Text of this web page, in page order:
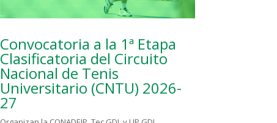
Convocatoria a la 1ª Etapa
Clasificatoria del Circuito
Nacional de Tenis
Universitario (CNTU) 2026-
27